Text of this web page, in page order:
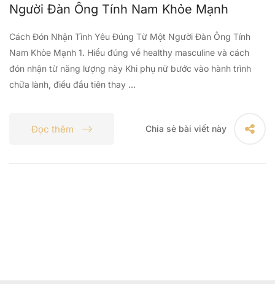
Người Đàn Ông Tính Nam Khỏe Mạnh
Cách Đón Nhận Tình Yêu Đúng Từ Một Người Đàn Ông Tính
Nam Khỏe Mạnh 1. Hiểu đúng về healthy masculine và cách
đón nhận từ năng lượng này Khi phụ nữ bước vào hành trình
chữa lành, điều đầu tiên thay …
Đọc thêm Chia sẻ bài viết này